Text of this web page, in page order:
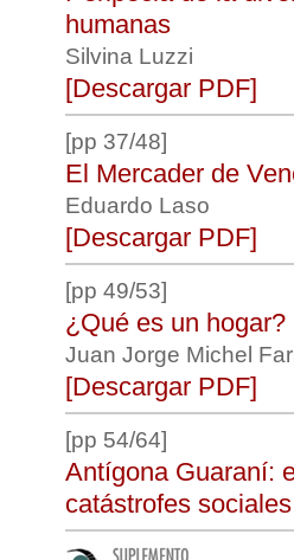
humanas
Silvina Luzzi
[Descargar PDF]
[pp 37/48]
El Mercader de
Eduardo Laso
[Descargar PDF]
[pp 49/53]
¿Qué es un
Juan Jorge Michel
[Descargar PDF]
[pp 54/64]
Antígona Guaraní:
catástrofes sociales